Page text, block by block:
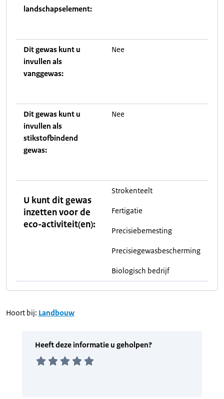
landschapselement:
Dit gewas kunt u
invullen als
vanggewas:
Nee
Dit gewas kunt u
invullen als
stikstofbindend
gewas:
Nee
U kunt dit gewas
inzetten voor de
eco-activiteit(en):
Strokenteelt
Fertigatie
Precisiebemesting
Precisiegewasbescherming
Biologisch bedrijf
Hoort bij: Landbouw